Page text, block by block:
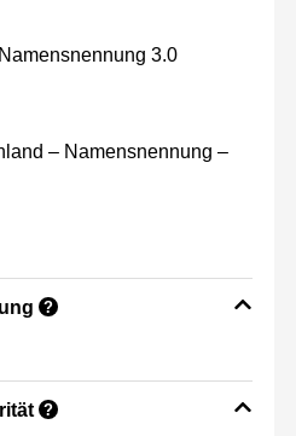
3.0
– Namensnennung –
?
?